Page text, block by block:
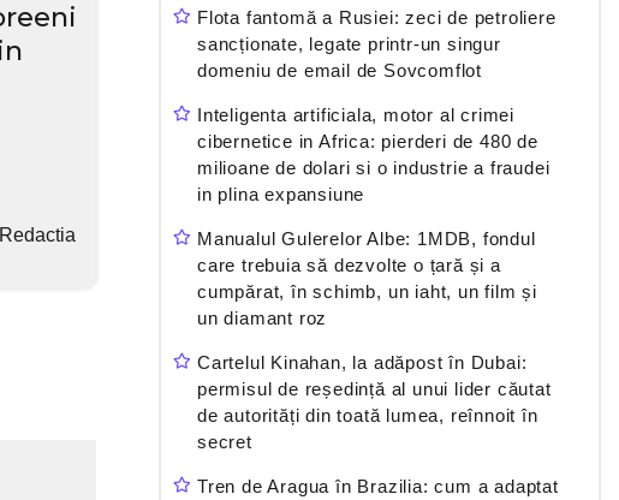
Redactia
Flota fantomă a Rusiei: zeci de petroliere
sancționate, legate printr-un singur
domeniu de email de Sovcomflot
Inteligenta artificiala, motor al crimei
cibernetice in Africa: pierderi de 480 de
milioane de dolari si o industrie a fraudei
in plina expansiune
Manualul Gulerelor Albe: 1MDB, fondul
care trebuia să dezvolte o țară și a
cumpărat, în schimb, un iaht, un film și
un diamant roz
Cartelul Kinahan, la adăpost în Dubai:
permisul de reședință al unui lider căutat
de autorități din toată lumea, reînnoit în
secret
Tren de Aragua în Brazilia: cum a adaptat